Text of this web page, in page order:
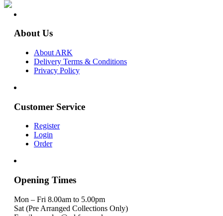
About Us
About ARK
Delivery Terms & Conditions
Privacy Policy
Customer Service
Register
Login
Order
Opening Times
Mon – Fri 8.00am to 5.00pm
Sat (Pre Arranged Collections Only)